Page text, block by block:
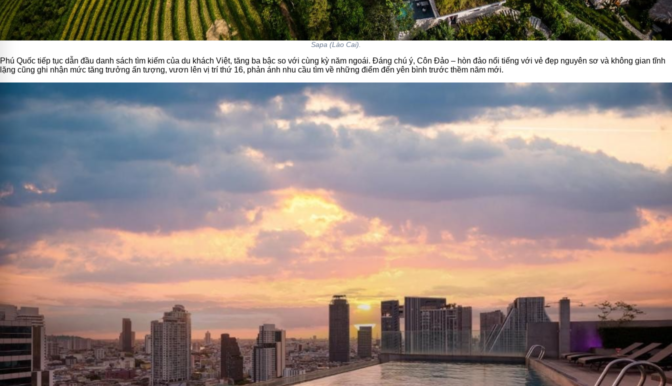
Sapa (Lào Cai).
Phú Quốc tiếp tục dẫn đầu danh sách tìm kiếm của du khách Việt, tăng ba bậc so với cùng kỳ năm ngoái. Đáng chú ý, Côn Đảo – hòn đảo nổi tiếng với vẻ đẹp nguyên sơ và không gian tĩnh
lặng cũng ghi nhận mức tăng trưởng ấn tượng, vươn lên vị trí thứ 16, phản ánh nhu cầu tìm về những điểm đến yên bình trước thềm năm mới.